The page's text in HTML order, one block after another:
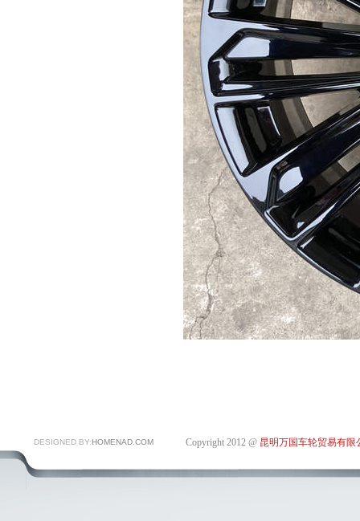
Copyright 2012 @ 昆明万国车轮贸易有限
DESIGNED BY:HOMENAD.COM